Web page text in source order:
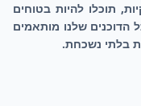
תוכלו להיות בטוחים
הדוכנים שלנו מותאמים
בלתי נשכחת.